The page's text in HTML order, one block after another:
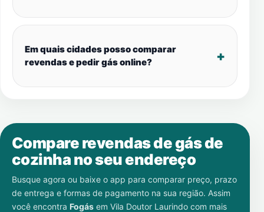
Em quais cidades posso comparar
revendas e pedir gás online?
Compare revendas de gás de
cozinha no seu endereço
Busque agora ou baixe o app para comparar preço, prazo
de entrega e formas de pagamento na sua região. Assim
você encontra Fogás em Vila Doutor Laurindo com mais